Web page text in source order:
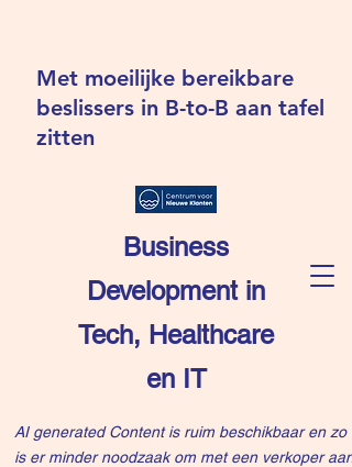
Business
Development in
Tech, Healthcare
en IT
Met moeilijke bereikbare
beslissers in B-to-B aan tafel
zitten
AI generated Content is ruim beschikbaar en zo
is er minder noodzaak om met een verkoper aan